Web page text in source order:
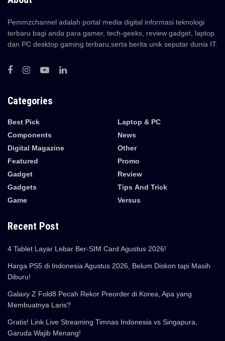
Pemmzchannel adalah portal media digital informasi teknologi
terbaru bagi anda para gamer, tech-geeks, review gadget, laptop
dan PC desktop gaming terbaru,serta berita unik seputar dunia IT.
Categories
Best Pick
Components
Digital Magazine
Featured
Gadget
Gadgets
Game
Laptop & PC
News
Other
Promo
Review
Tips And Trick
Versus
Recent Post
4 Tablet Layar Lebar Ber-SIM Card Agustus 2026!
Harga PS5 di Indonesia Agustus 2026, Belum Diskon tapi Masih
Diburu!
Galaxy Z Fold8 Pecah Rekor Preorder di Korea, Apa yang
Membuatnya Laris?
Gratis! Link Live Streaming Timnas Indonesia vs Singapura,
Garuda Wajib Menang!